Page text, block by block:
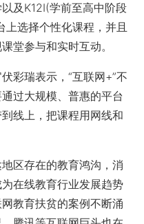
及K12I(学前至高中阶段
选择个性化课程，并且
堂参与和实时互动。
瑞表示，“互联网+”不
过大规模、普惠的平台
线上，把课程用网线和
区存在的教育鸿沟，消
在线教育行业发展趋势
教育扶贫的案例不断涌